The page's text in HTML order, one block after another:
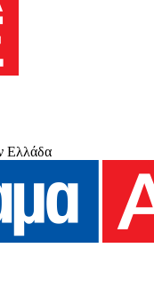
Ελλάδα